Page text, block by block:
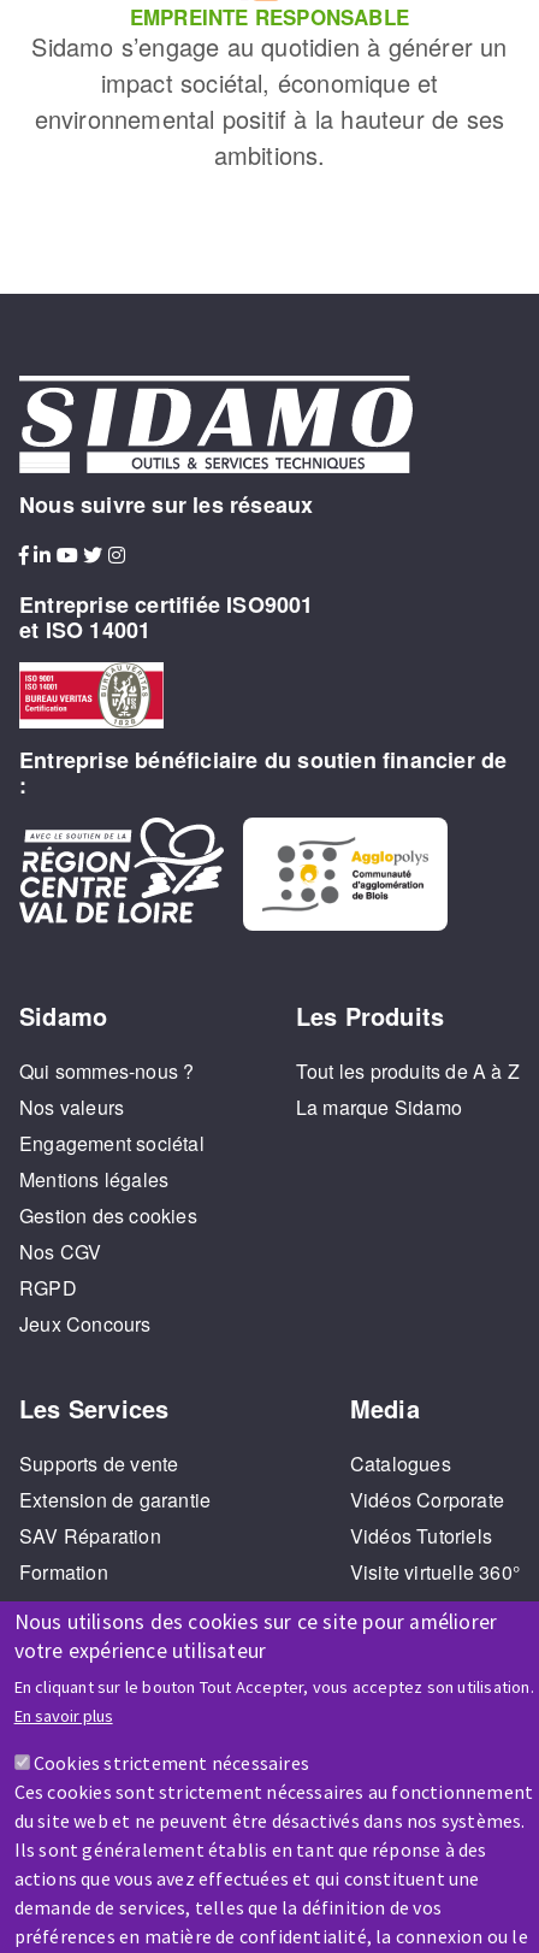
Nous utilisons des cookies sur ce site pour améliorer
votre expérience utilisateur
En cliquant sur le bouton Tout Accepter, vous acceptez son utilisation.
En savoir plus
Cookies strictement nécessaires
Ces cookies sont strictement nécessaires au fonctionnement
du site web et ne peuvent être désactivés dans nos systèmes.
Ils sont généralement établis en tant que réponse à des
actions que vous avez effectuées et qui constituent une
demande de services, telles que la définition de vos
préférences en matière de confidentialité, la connexion ou le
EMPREINTE RESPONSABLE
Sidamo s’engage au quotidien à générer un
impact sociétal, économique et
environnemental positif à la hauteur de ses
ambitions.
Nous suivre sur les réseaux
Entreprise certifiée ISO9001
et ISO 14001
Entreprise bénéficiaire du soutien financier de
:
Sidamo
Qui sommes-nous ?
Nos valeurs
Engagement sociétal
Mentions légales
Gestion des cookies
Nos CGV
RGPD
Jeux Concours
Les Produits
Tout les produits de A à Z
La marque Sidamo
Les Services
Supports de vente
Extension de garantie
SAV Réparation
Formation
Media
Catalogues
Vidéos Corporate
Vidéos Tutoriels
Visite virtuelle 360°
AIDE & CONTACT
Une question ? Un renseignement ?
Contactez-nous